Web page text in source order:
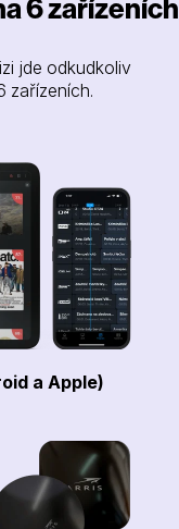
6 zařízeních
jde odkudkoliv
zařízeních.
a Apple)